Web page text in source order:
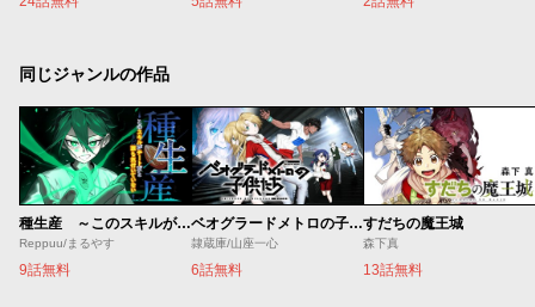
同じジャンルの作品
種生産 ～このスキルがチートだとまだ誰も気付いていない～
Reppuu/まるやす
9話無料
ベオグラードメトロの子供たち
隷蔵庫/山座一心
6話無料
すだちの魔王城
森下真
13話無料